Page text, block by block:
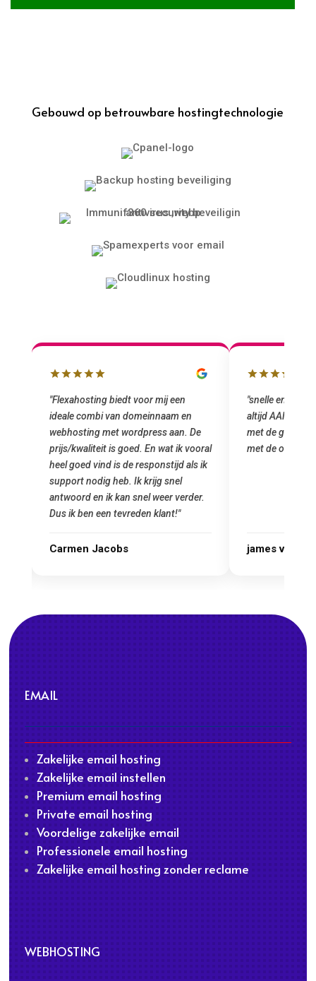
Gebouwd op betrouwbare hostingtechnologie
"Flexahosting biedt voor mij een
ideale combi van domeinnaam en
webhosting met wordpress aan. De
prijs/kwaliteit is goed. En wat ik vooral
heel goed vind is de responstijd als ik
support nodig heb. Ik krijg snel
antwoord en ik kan snel weer verder.
Dus ik ben een tevreden klant!"
Carmen Jacobs
"snelle en
altijd AAN (:
met de grote
met de
james van
EMAIL
Zakelijke email hosting
Zakelijke email instellen
Premium email hosting
Private email hosting
Voordelige zakelijke email
Professionele email hosting
Zakelijke email hosting zonder reclame
WEBHOSTING